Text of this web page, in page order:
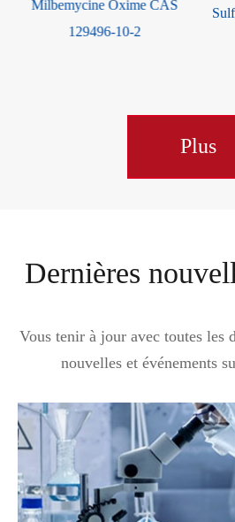
Sulfachloropyrazine Sodium
CAS 102-65-8
Plus
Dernières
Vous tenir à jour avec toutes les
nouvelles et événements